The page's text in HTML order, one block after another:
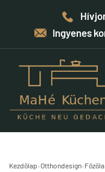
Ingyenes
Kezdőlap›Otthondesign›